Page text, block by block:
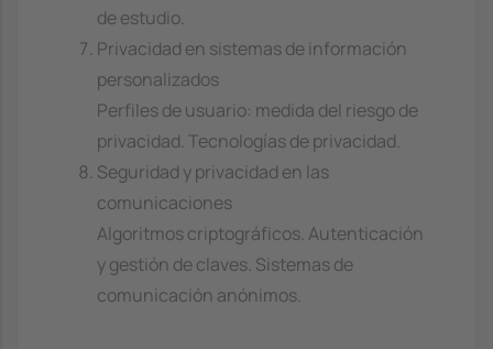
de estudio.
Privacidad en sistemas de información
personalizados
Perfiles de usuario: medida del riesgo de
privacidad. Tecnologías de privacidad.
Seguridad y privacidad en las
comunicaciones
Algoritmos criptográficos. Autenticación
y gestión de claves. Sistemas de
comunicación anónimos.